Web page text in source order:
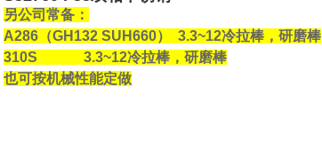
另公司常备：
A286 （GH132 SUH660） 3.3~12冷拉棒，研磨棒
310S 3.3~12冷拉棒，研磨棒
也可按机械性能定做